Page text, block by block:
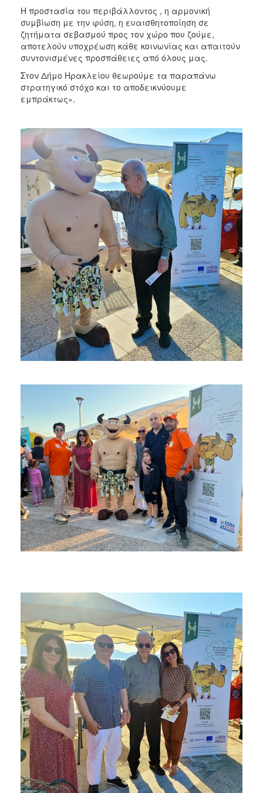
Η προστασία του περιβάλλοντος , η αρμονική
συμβίωση με την φύση, η ευαισθητοποίηση σε
ζητήματα σεβασμού προς τον χώρο που ζούμε,
αποτελούν υποχρέωση κάθε κοινωνίας και απαιτούν
συντονισμένες προσπάθειες από όλους μας.
Στον Δήμο Ηρακλείου θεωρούμε τα παραπάνω
στρατηγικό στόχο και το αποδεικνύουμε
εμπράκτως».